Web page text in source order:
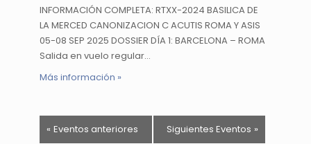
INFORMACIÓN COMPLETA: RTXX-2024 BASILICA DE
LA MERCED CANONIZACION C ACUTIS ROMA Y ASIS
05-08 SEP 2025 DOSSIER DÍA 1: BARCELONA – ROMA
Salida en vuelo regular…
Más información »
« Eventos anteriores Siguientes Eventos »